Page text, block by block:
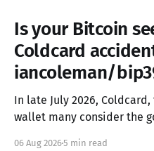
Is your Bitcoin
Coldcard
iancoleman/
In late July 2026,
wallet many consider the
06 Aug 20265 min read